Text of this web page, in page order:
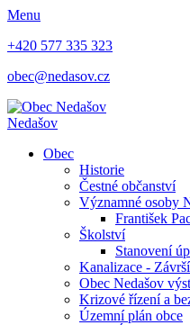
Menu
+420 577 335 323
obec@nedasov.cz
Nedašov
Obec
Historie
Čestné občanství
Významné osoby
František
Školství
Stanovení
Kanalizace -
Obec Nedašov
Krizové řízení a
Územní plán obce